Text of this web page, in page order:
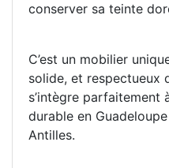
conserver sa teinte
C’est un mobilier
solide, et respectueux
s’intègre
durable en
Antilles.